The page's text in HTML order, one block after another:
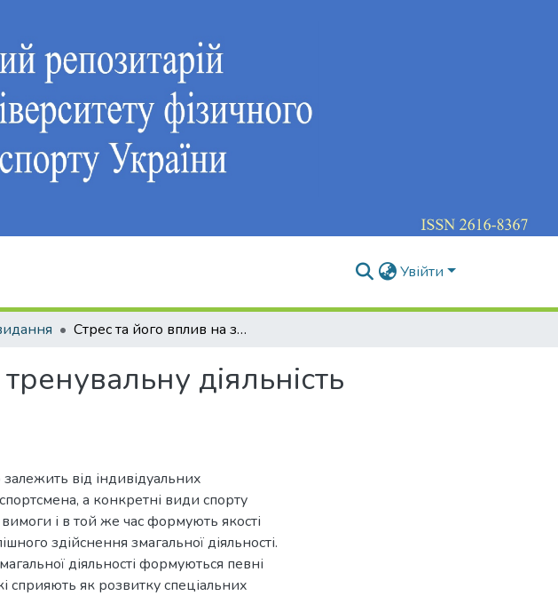
Увійти
Стрес та його вплив на змагальну та тренувальну діяльність спортсменів
діяльність
від індивідуальних
а конкретні види спорту
і в той же час формують якості
здійснення змагальної діяльності.
діяльності формуються певні
сприяють як розвитку спеціальних